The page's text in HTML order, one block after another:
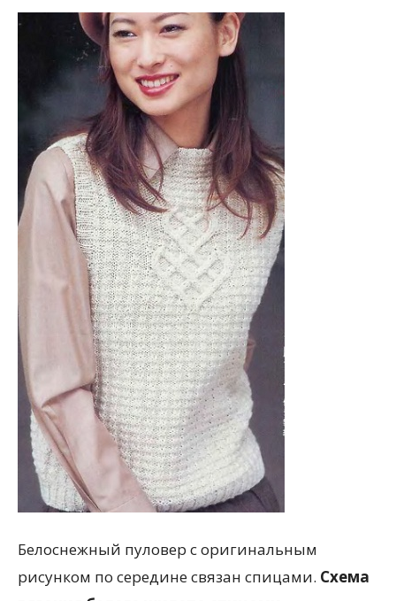
Белоснежный пуловер с оригинальным
рисунком по середине связан спицами. Схема